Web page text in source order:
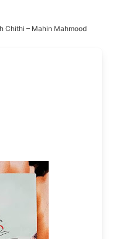
Chithi – Mahin Mahmood